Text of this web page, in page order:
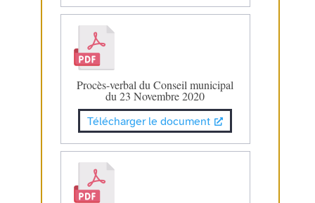
Procès-verbal du Conseil municipal
du 23 Novembre 2020
Télécharger le document